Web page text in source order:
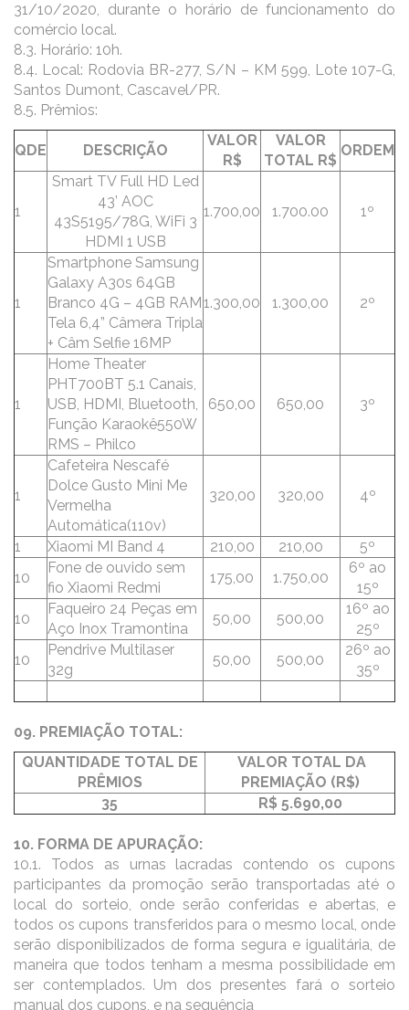
31/10/2020, durante o horário de funcionamento do
comércio local.
8.3. Horário: 10h.
8.4. Local: Rodovia BR-277, S/N – KM 599, Lote 107-G,
Santos Dumont, Cascavel/PR.
8.5. Prêmios:
QDE DESCRIÇÃO
VALOR
R$
VALOR
TOTAL R$
ORDEM
1
Smart TV Full HD Led
43’ AOC
43S5195/78G, WiFi 3
HDMI 1 USB
1.700,00 1.700.00 1º
1
Smartphone Samsung
Galaxy A30s 64GB
Branco 4G – 4GB RAM
Tela 6,4” Câmera Tripla
+ Câm Selfie 16MP
1.300,00 1.300,00 2º
1
Home Theater
PHT700BT 5.1 Canais,
USB, HDMI, Bluetooth,
Função Karaokê550W
RMS – Philco
650,00 650,00 3º
1
Cafeteira Nescafé
Dolce Gusto Mini Me
Vermelha
Automática(110v)
320,00 320,00 4º
1 Xiaomi MI Band 4 210,00 210,00
5º
10
Fone de ouvido sem
fio Xiaomi Redmi
175,00 1.750,00
6º ao
15º
10
Faqueiro 24 Peças em
Aço Inox Tramontina
50,00 500,00
16º ao
25º
10
Pendrive Multilaser
32g
50,00 500,00
26º ao
35º
09. PREMIAÇÃO TOTAL:
QUANTIDADE TOTAL DE
PRÊMIOS
VALOR TOTAL DA
PREMIAÇÃO (R$)
35
R$ 5.690,00
10. FORMA DE APURAÇÃO:
10.1. Todos as urnas lacradas contendo os cupons
participantes da promoção serão transportadas até o
local do sorteio, onde serão conferidas e abertas, e
todos os cupons transferidos para o mesmo local, onde
serão disponibilizados de forma segura e igualitária, de
maneira que todos tenham a mesma possibilidade em
ser contemplados. Um dos presentes fará o sorteio
manual dos cupons, e na sequência